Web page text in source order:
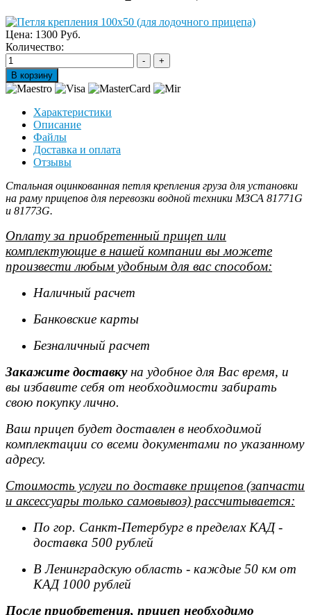
Цена: 1300 Руб.
Количество:
Характеристики
Описание
Файлы
Доставка и оплата
Отзывы
Стальная оцинкованная петля крепления груза для установки
на раму прицепов для перевозки водной техники МЗСА 81771G
и 81773G.
Оплату за приобретенный прицеп или
комплектующие в нашей компании вы можете
произвести любым удобным для вас способом:
Наличный расчет
Банковские карты
Безналичный расчет
Закажите доставкуна удобное для Вас время, и
вы избавите себя от необходимости забирать
свою покупку лично.
Ваш прицеп будет доставлен в необходимой
комплектации со всеми документами по указанному
адресу.
Стоимость услуги по доставке прицепов (запчасти
и аксессуары только самовывоз) рассчитывается:
По гор. Санкт-Петербург в пределах КАД -
доставка 500 рублей
В Ленинградскую область - каждые 50 км от
КАД 1000 рублей
После приобретения, прицеп необходимо